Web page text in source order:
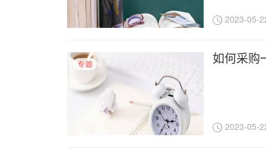
2023-05-
如何采购
2023-05-